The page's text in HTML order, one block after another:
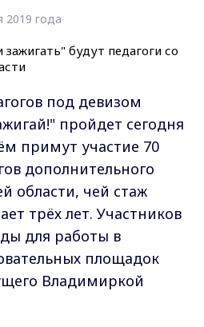
2019 года
под девизом
пройдет сегодня
примут участие 70
дополнительного
области, чей стаж
трёх лет. Участников
для работы в
площадок
Владимиркой